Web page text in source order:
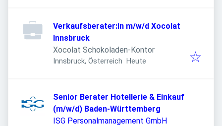
Verkaufsberater:in m/w/d Xocolat
Innsbruck
Xocolat Schokoladen-Kontor
Innsbruck, Österreich Veröffentlicht
Heute
Senior Berater Hotellerie & Einkauf
(m/w/d) Baden-Württemberg
ISG Personalmanagement GmbH